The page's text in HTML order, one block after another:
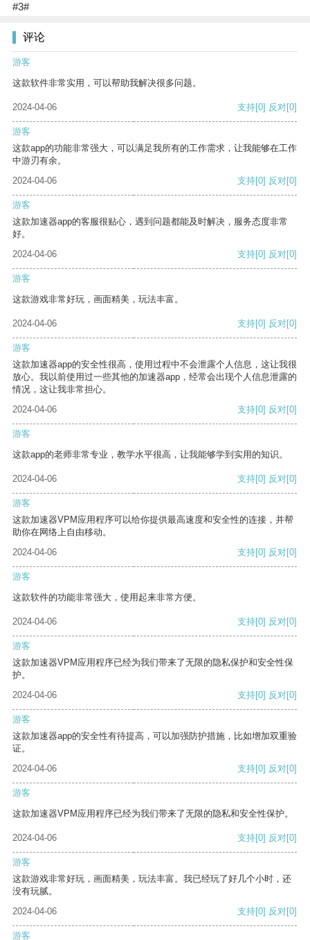
#3#
评论
游客
这款软件非常实用，可以帮助我解决很多问题。
2024-04-06 支持[0] 反对[0]
游客
这款app的功能非常强大，可以满足我所有的工作需求，让我能够在工作
中游刃有余。
2024-04-06
支持[0] 反对[0]
游客
这款加速器app的客服很贴心，遇到问题都能及时解决，服务态度非常
好。
2024-04-06
支持[0] 反对[0]
游客
这款游戏非常好玩，画面精美，玩法丰富。
2024-04-06 支持[0] 反对[0]
游客
这款加速器app的安全性很高，使用过程中不会泄露个人信息，这让我很
放心。我以前使用过一些其他的加速器app，经常会出现个人信息泄露的
情况，这让我非常担心。
2024-04-06
支持[0] 反对[0]
游客
这款app的老师非常专业，教学水平很高，让我能够学到实用的知识。
2024-04-06 支持[0] 反对[0]
游客
这款加速器VPM应用程序可以给你提供最高速度和安全性的连接，并帮
助你在网络上自由移动。
2024-04-06
支持[0] 反对[0]
游客
这款软件的功能非常强大，使用起来非常方便。
2024-04-06 支持[0] 反对[0]
游客
这款加速器VPM应用程序已经为我们带来了无限的隐私保护和安全性保
护。
2024-04-06
支持[0] 反对[0]
游客
这款加速器app的安全性有待提高，可以加强防护措施，比如增加双重验
证。
2024-04-06
支持[0] 反对[0]
游客
这款加速器VPM应用程序已经为我们带来了无限的隐私和安全性保护。
2024-04-06 支持[0] 反对[0]
游客
这款游戏非常好玩，画面精美，玩法丰富。我已经玩了好几个小时，还
没有玩腻。
2024-04-06
支持[0] 反对[0]
游客